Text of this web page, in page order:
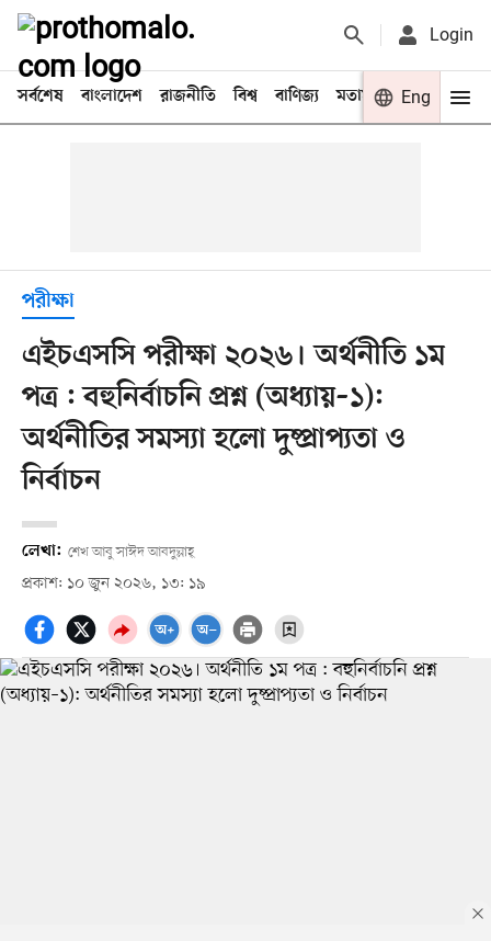
Login
সর্বশেষ বাংলাদেশ রাজনীতি বিশ্ব বাণিজ্য মতামত খেলা
Eng
পরীক্ষা
এইচএসসি পরীক্ষা ২০২৬। অর্থনীতি ১ম
পত্র : বহুনির্বাচনি প্রশ্ন (অধ্যায়–১):
অর্থনীতির সমস্যা হলো দুষ্প্রাপ্যতা ও
নির্বাচন
লেখা: শেখ আবু সাঈদ আবদুল্লাহ্‌
প্রকাশ: ১০ জুন ২০২৬, ১৩: ১৯